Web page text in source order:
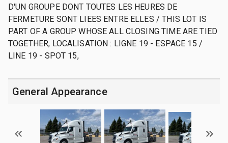
D'UN GROUPE DONT TOUTES LES HEURES DE
FERMETURE SONT LIEES ENTRE ELLES / THIS LOT IS
PART OF A GROUP WHOSE ALL CLOSING TIME ARE TIED
TOGETHER, LOCALISATION : LIGNE 19 - ESPACE 15 /
LINE 19 - SPOT 15,
General Appearance